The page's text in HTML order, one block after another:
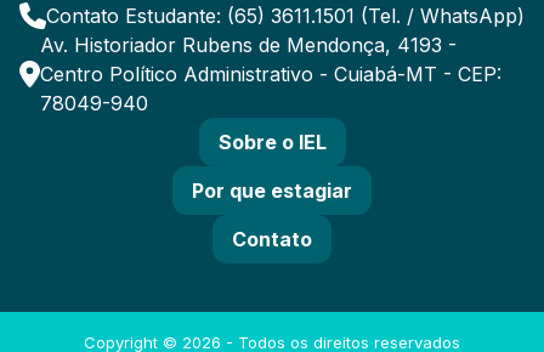
Contato Estudante: (65) 3611.1501 (Tel. / WhatsApp)
Av. Historiador Rubens de Mendonça, 4193 -
Centro Político Administrativo - Cuiabá-MT - CEP:
78049-940
Sobre o IEL
Por que estagiar
Contato
Copyright © 2026 - Todos os direitos reservados